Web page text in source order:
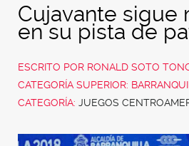
Cujavante sigue
en su pista de
ESCRITO POR RONALD SOTO
CATEGORÍA SUPERIOR:
CATEGORÍA: JUEGOS